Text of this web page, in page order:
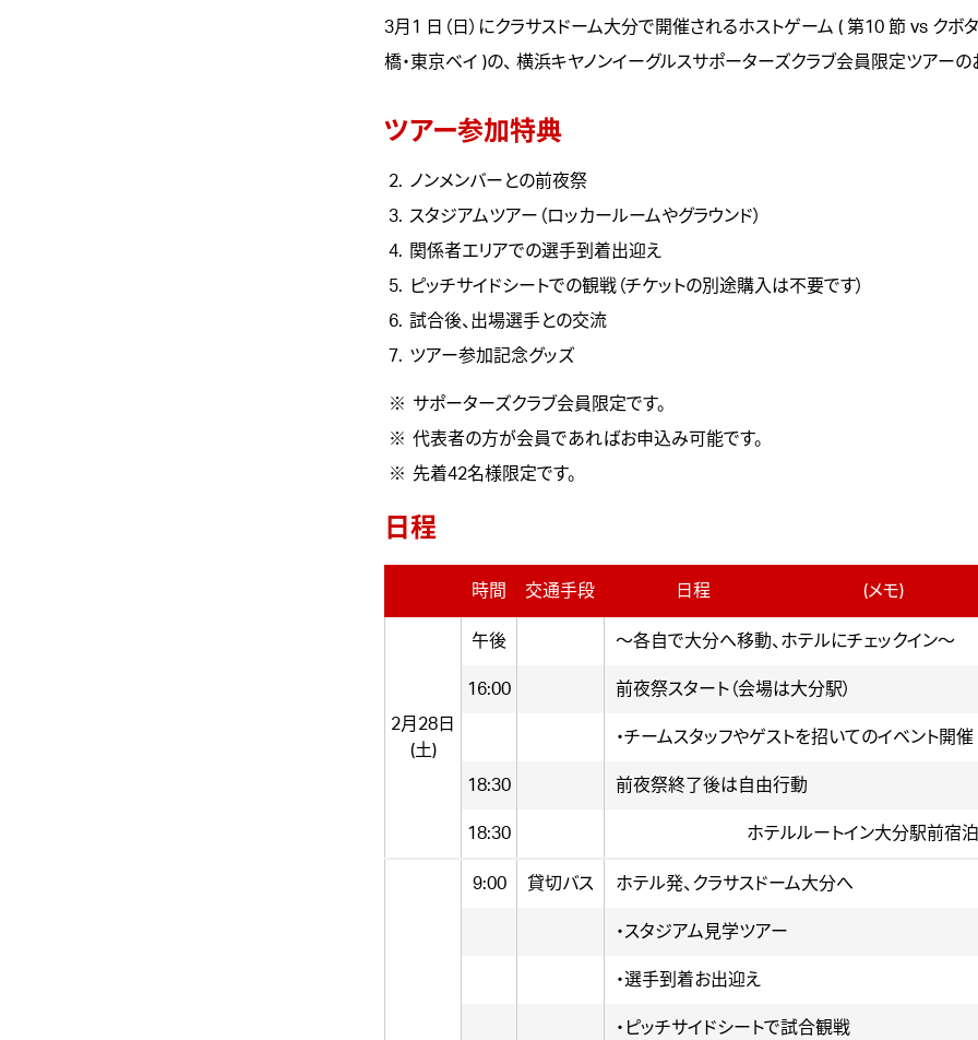
3月1 日（日）にクラサスドーム大分で開催されるホストゲーム ( 第10 節 vs クボ
橋・東京ベイ )の、 横浜キヤノンイーグルスサポーターズクラブ会員限定ツアーの
ツアー参加特典
ノンメンバーとの前夜祭
スタジアムツアー（ロッカールームやグラウンド）
関係者エリアでの選手到着出迎え
ピッチサイドシートでの観戦（チケットの別途購入は不要です）
試合後、出場選手との交流
ツアー参加記念グッズ
サポーターズクラブ会員限定です。
代表者の方が会員であればお申込み可能です。
先着42名様限定です。
日程
時間 交通手段 日程 (メモ)
2月28日
(土)
午後 ～各自で大分へ移動、ホテルにチェックイン～
16:00 前夜祭スタート（会場は大分駅）
・チームスタッフやゲストを招いてのイベント開催
18:30 前夜祭終了後は自由行動
18:30 ホテルルートイン大分駅前宿泊
9:00 貸切バス ホテル発、クラサスドーム大分へ
・スタジアム見学ツアー
・選手到着お出迎え
・ピッチサイドシートで試合観戦